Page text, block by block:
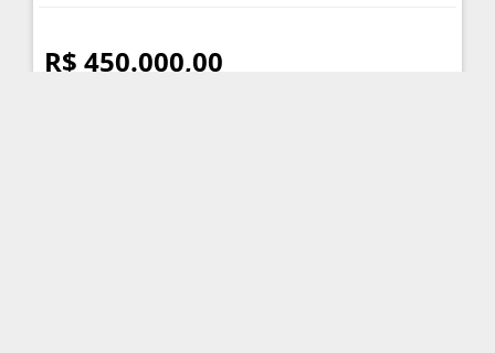
R$ 450.000,00